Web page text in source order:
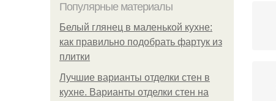
Популярные материалы
Белый глянец в маленькой кухне:
как правильно подобрать фартук из
плитки
Лучшие варианты отделки стен в
кухне. Варианты отделки стен на